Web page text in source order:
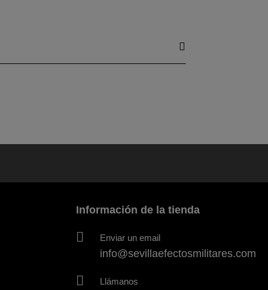
Información de la tienda
Enviar un email
info@sevillaefectosmilitares.com
Llámanos